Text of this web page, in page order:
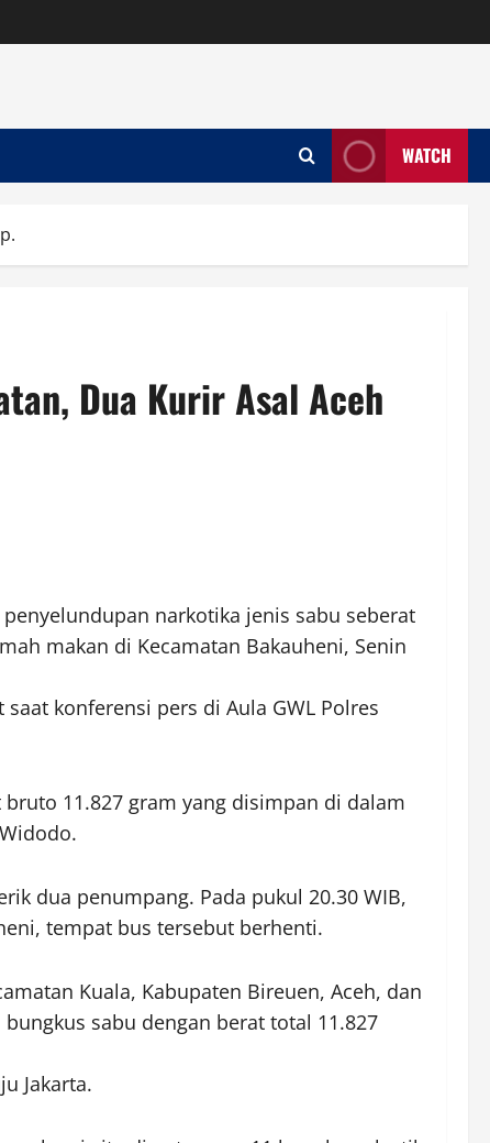
WATCH
Dua Kurir Asal Aceh
narkotika jenis sabu seberat
makan di Kecamatan Bakauheni, Senin
konferensi pers di Aula GWL Polres
11.827 gram yang disimpan di dalam
dua penumpang. Pada pukul 20.30 WIB,
tempat bus tersebut berhenti.
Kuala, Kabupaten Bireuen, Aceh, dan
sabu dengan berat total 11.827
Jakarta.